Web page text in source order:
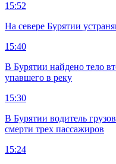
15:52
На севере Бурятии
15:40
В Бурятии найдено тело
упавшего в реку
15:30
В Бурятии водитель
смерти трех пассажиров
15:24